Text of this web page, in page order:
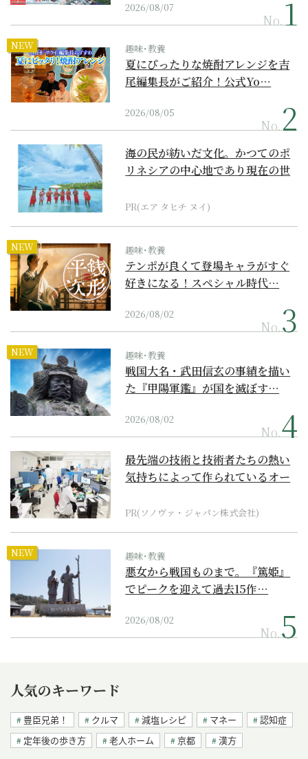
2026/08/07
No.
NEW 趣味･教養
夏にぴったりな焼酎アレンジを吉
尾編集長がご紹介！公式Yo…
2026/08/05
No.
海の民が紡いだ文化。かつてのポ
リネシアの中心地であり現在の世
PR(エア タヒチ ヌイ)
NEW 趣味･教養
テンポが良くて登場キャラがすぐ
好きになる！スペシャル時代…
2026/08/02
No.
NEW 趣味･教養
戦国大名・武田信玄の事績を描い
た『甲陽軍鑑』が国を滅ぼす…
2026/08/02
No.
最先端の技術と技術者たちの熱い
気持ちによって作られているオー
PR(ソノヴァ・ジャパン株式会社)
NEW 趣味･教養
悪女から戦国ものまで。『篤姫』
でピークを迎えて過去15作…
2026/08/02
No.
人気のキーワード
豊臣兄弟！ クルマ 減塩レシピ マネー
認知症
定年後の歩き方
老人ホーム 京都 漢方